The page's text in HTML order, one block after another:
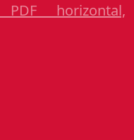
horizontal,